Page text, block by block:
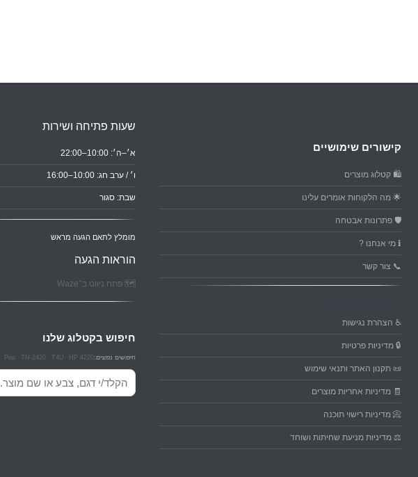
קישורים שימושיים
🛍️ קטלוג מוצרים
🌟 מה הלקוחות אומרים עלינו
🛡️ פתרונות אבטחה
ℹ️ מי אנחנו ?
📞 צור קשר
♿ הצהרת נגישות
🔒 מדיניות פרטיות
📜 תקנון האתר ותנאי שימוש
🧾 מדיניות אחריות מוצרים
📀 מדיניות רישוי תוכנה
⚖️ מדיניות מניעת שחיתות ושוחד
שעות פתיחה ושירות
א׳–ה׳: 10:00–22:00
ו׳ / ערב חג: 10:00–16:00
שבת: סגור
מומלץ לתאם הגעה מראש
הוראות הגעה
🗺️ פתח ניווט ב־Waze
חיפוש בקטלוג שלנו
חיפושים נפוצים:HP 4220
T4U
TN-2420
Pop
חיפוש מוצרים